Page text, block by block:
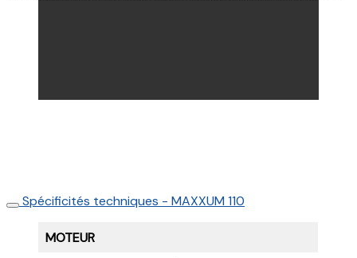
Spécificités techniques - MAXXUM 110
MOTEUR